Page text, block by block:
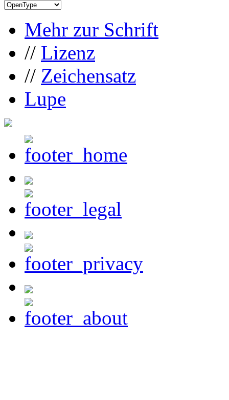
Mehr zur Schrift
// Lizenz
// Zeichensatz
Lupe